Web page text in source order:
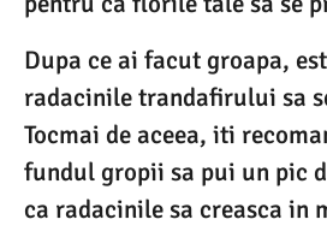
Dupa ce ai facut groapa,
radacinile trandafirului sa
Tocmai de aceea, iti
fundul gropii sa pui un pic
ca radacinile sa creasca in